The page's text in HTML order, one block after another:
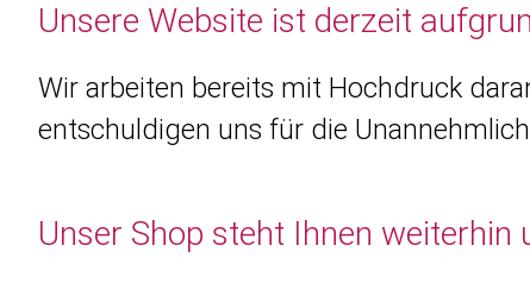
Unsere Website ist derzeit
Wir arbeiten bereits mit Hochdruck
entschuldigen uns für die
Unser Shop steht Ihnen